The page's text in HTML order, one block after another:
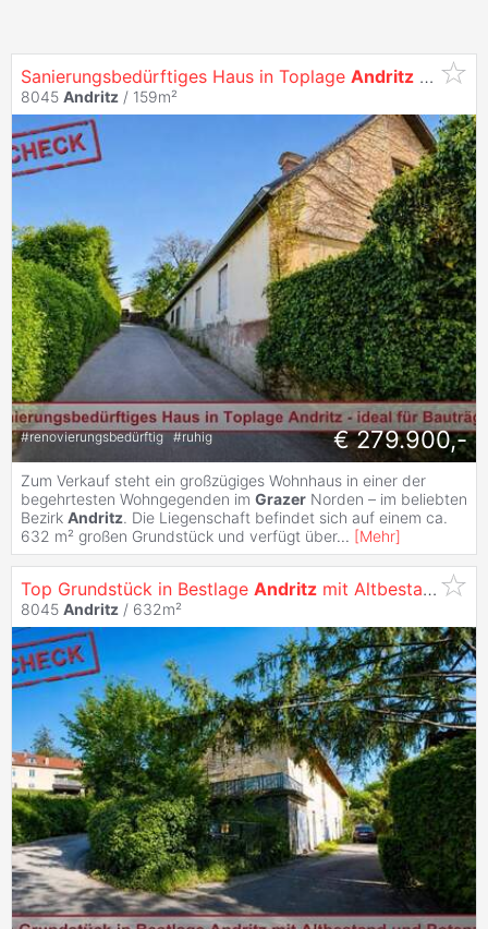
Sanierungsbedürftiges Haus in Toplage Andritz
8045 Andritz / 159m²
#renovierungsbedürftig #ruhig € 279.900,-
Zum Verkauf steht ein großzügiges Wohnhaus in einer der
begehrtesten Wohngegenden im Grazer Norden – im beliebten
Bezirk Andritz. Die Liegenschaft befindet sich auf einem ca.
632 m² großen Grundstück und verfügt über... [Mehr]
Top Grundstück in Bestlage Andritz mit Altbestand und großem Potenzial!
8045 Andritz / 632m²